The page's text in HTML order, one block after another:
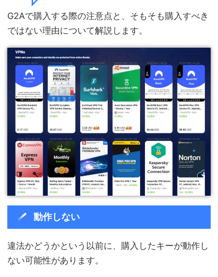
G2Aで購入する際の注意点と、そもそも購入すべき
ではない理由について解説します。
動作しない
違法かどうかという以前に、購入したキーが動作し
ない可能性があります。